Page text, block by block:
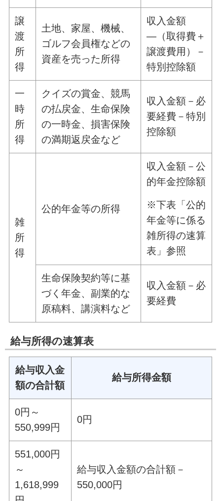
譲
渡
所
得
土地、家屋、機械、
ゴルフ会員権などの
資産を売った所得
収入金額
―（取得費＋
譲渡費用）－
特別控除額
一
時
所
得
クイズの賞金、競馬
の払戻金、生命保険
の一時金、損害保険
の満期返戻金など
収入金額－必
要経費－特別
控除額
雑
所
得
公的年金等の所得
収入金額－公
的年金控除額
※下表「公的
年金等に係る
雑所得の速算
表」参照
生命保険契約等に基
づく年金、副業的な
原稿料、講演料など
収入金額－必
要経費
給与所得の速算表
給与収入金
額の合計額
給与所得金額
0円～
550,999円
0円
551,000円
～
1,618,999
給与収入金額の合計額－
550,000円